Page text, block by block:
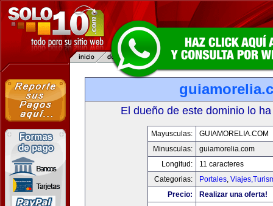
El dueño de este dominio lo
Mayusculas:
GUIAMORELIA.COM
Minusculas:
guiamorelia.com
Longitud:
11 caracteres
Categorias:
Portales,
Precio:
Realizar una oferta!